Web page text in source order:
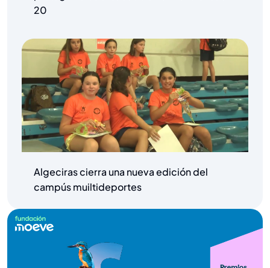
20
Algeciras cierra una nueva edición del
campús muiltideportes